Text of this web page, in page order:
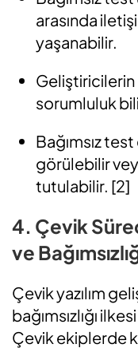
arasında
yaşanabilir.
sorumluluk
Bağımsız
görülebilir
tutulabilir. [2]
4. Çevik
ve
Çevik yazılım
bağımsızlığı
Çevik ekiplerde